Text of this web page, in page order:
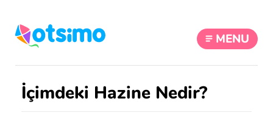
MENU
İçimdeki Hazine Nedir?